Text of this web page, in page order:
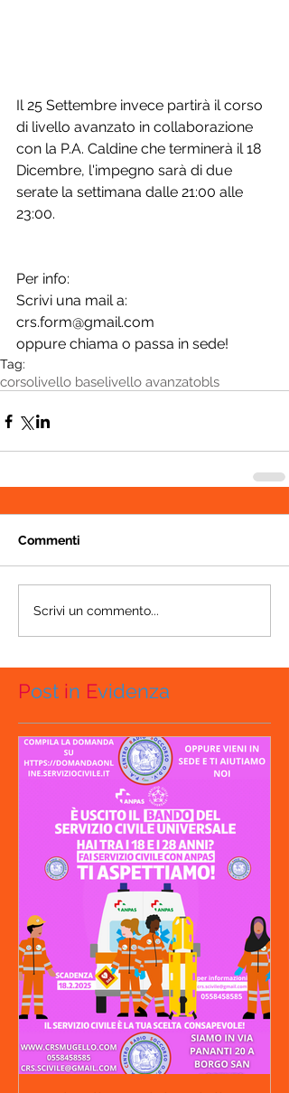
Il 25 Settembre invece partirà il corso
di livello avanzato in collaborazione
con la P.A. Caldine che terminerà il 18
Dicembre, l'impegno sarà di due
serate la settimana dalle 21:00 alle
23:00.
Per info:
Scrivi una mail a:
crs.form@gmail.com
oppure chiama o passa in sede!
Tag:
corsolivello baselivello avanzatobls
Commenti
Scrivi un commento...
Post in Evidenza